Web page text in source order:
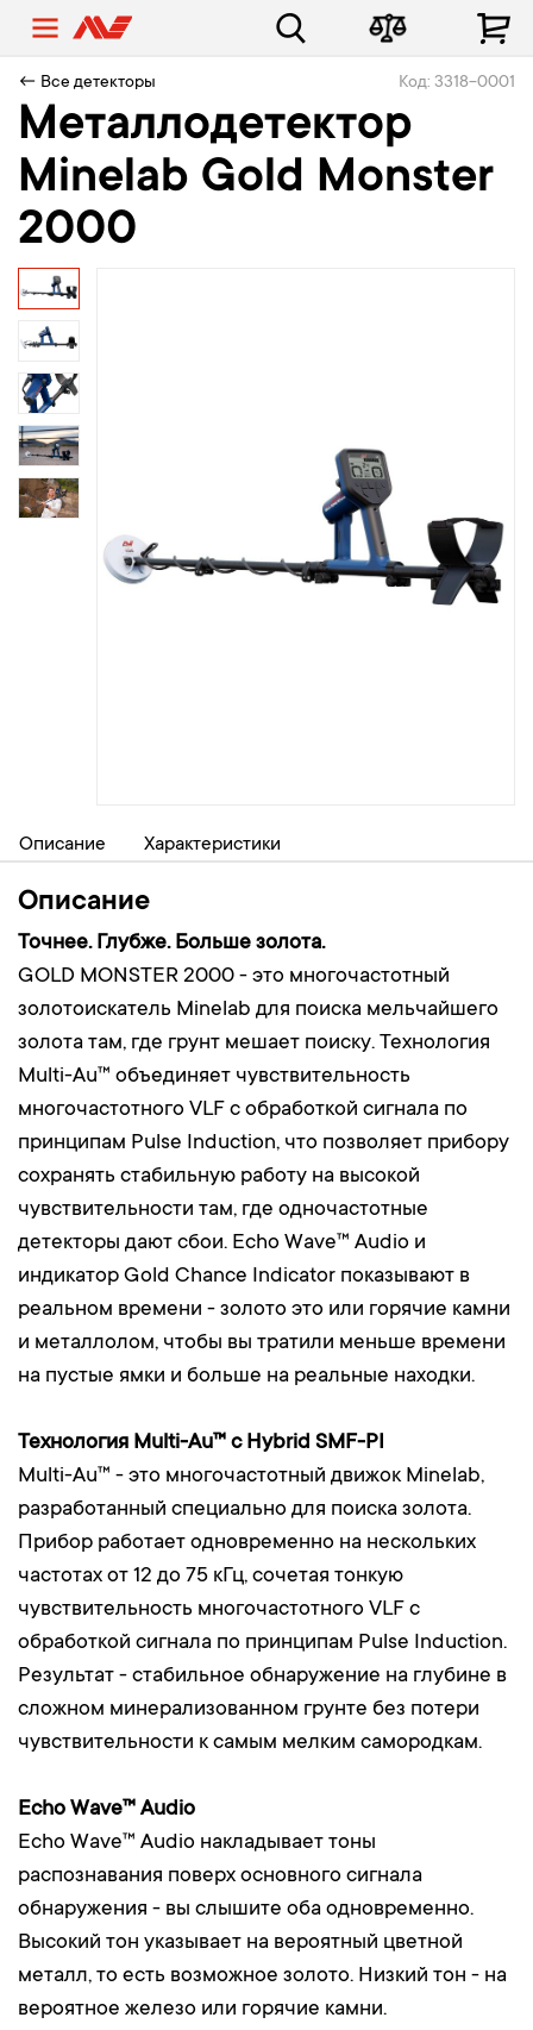
← Все детекторы Код: 3318-0001
Металлодетектор
Minelab Gold Monster
2000
Описание Характеристики
Описание
Точнее. Глубже. Больше золота.
GOLD MONSTER 2000 - это многочастотный
золотоискатель Minelab для поиска мельчайшего
золота там, где грунт мешает поиску. Технология
Multi-Au™ объединяет чувствительность
многочастотного VLF с обработкой сигнала по
принципам Pulse Induction, что позволяет прибору
сохранять стабильную работу на высокой
чувствительности там, где одночастотные
детекторы дают сбои. Echo Wave™ Audio и
индикатор Gold Chance Indicator показывают в
реальном времени - золото это или горячие камни
и металлолом, чтобы вы тратили меньше времени
на пустые ямки и больше на реальные находки.
Технология Multi-Au™ с Hybrid SMF-PI
Multi-Au™ - это многочастотный движок Minelab,
разработанный специально для поиска золота.
Прибор работает одновременно на нескольких
частотах от 12 до 75 кГц, сочетая тонкую
чувствительность многочастотного VLF с
обработкой сигнала по принципам Pulse Induction.
Результат - стабильное обнаружение на глубине в
сложном минерализованном грунте без потери
чувствительности к самым мелким самородкам.
Echo Wave™ Audio
Echo Wave™ Audio накладывает тоны
распознавания поверх основного сигнала
обнаружения - вы слышите оба одновременно.
Высокий тон указывает на вероятный цветной
металл, то есть возможное золото. Низкий тон - на
вероятное железо или горячие камни.